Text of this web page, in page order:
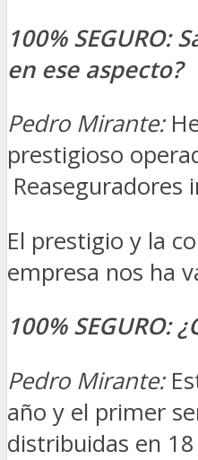
100% SEGURO:
en ese aspecto?
Pedro Mirante:
prestigioso
El prestigio y la
empresa nos ha
100% SEGURO:
Pedro Mirante:
año y el primer
distribuidas en